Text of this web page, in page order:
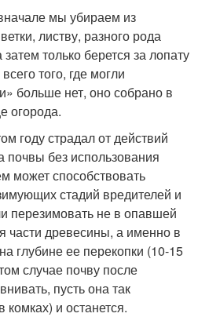
мы убираем из
листву, разного рода
только берется за лопату
того, где могли
больше нет, оно собрано в
огорода.
году страдал от действий
почвы без использования
может способствовать
стадий вредителей и
перезимовать не в опавшей
части древесины, а именно в
глубине ее перекопки (10-15
случае почву после
пусть она так
и останется.